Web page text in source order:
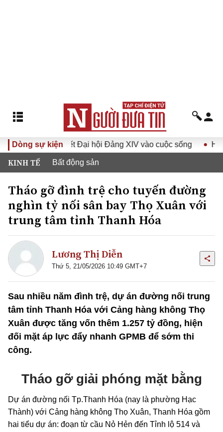
Dòng sự kiện
quyết Đại hội Đảng XIV vào cuộc sống Hướng tới Đại
KINH TẾ Bất động sản
Tháo gỡ đình trệ cho tuyến đường
nghìn tỷ nối sân bay Thọ Xuân với
trung tâm tỉnh Thanh Hóa
Lương Thị Diễn
Thứ 5, 21/05/2026 10:49 GMT+7
Sau nhiều năm đình trệ, dự án đường nối trung
tâm tỉnh Thanh Hóa với Cảng hàng không Thọ
Xuân được tăng vốn thêm 1.257 tỷ đồng, hiện
đối mặt áp lực đẩy nhanh GPMB để sớm thi
công.
Tháo gỡ giải phóng mặt bằng
Dự án đường nối Tp.Thanh Hóa (nay là phường Hạc
Thành) với Cảng hàng không Thọ Xuân, Thanh Hóa gồm
hai tiểu dự án: đoạn từ cầu Nỏ Hẻn đến Tỉnh lộ 514 và